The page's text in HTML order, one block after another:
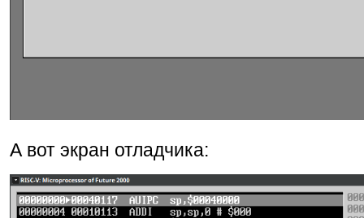
А вот экран отладчика: